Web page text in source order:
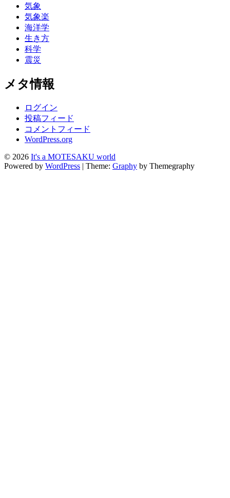
気象
気象楽
海洋学
生き方
科学
震災
メタ情報
ログイン
投稿フィード
コメントフィード
WordPress.org
© 2026 It's a MOTESAKU world
Powered by WordPress | Theme: Graphy by Themegraphy